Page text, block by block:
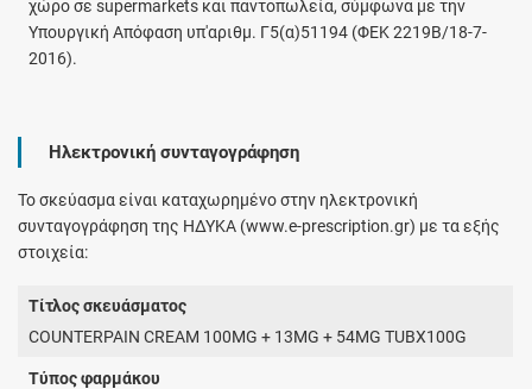
χώρο σε supermarkets και παντοπωλεία, σύμφωνα με την
Υπουργική Απόφαση υπ'αριθμ. Γ5(α)51194 (ΦΕΚ 2219Β/18-7-
2016).
Ηλεκτρονική συνταγογράφηση
Το σκεύασμα είναι καταχωρημένο στην ηλεκτρονική
συνταγογράφηση της ΗΔΥΚΑ (www.e-prescription.gr) με τα εξής
στοιχεία:
Τίτλος σκευάσματος
COUNTERPAIN CREAM 100MG + 13MG + 54MG TUBX100G
Τύπος φαρμάκου